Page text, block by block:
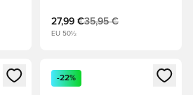
27,99 €35,95 €
EU 50½
ali vpis kot članOdpre Modal za prijavo ali
-22%